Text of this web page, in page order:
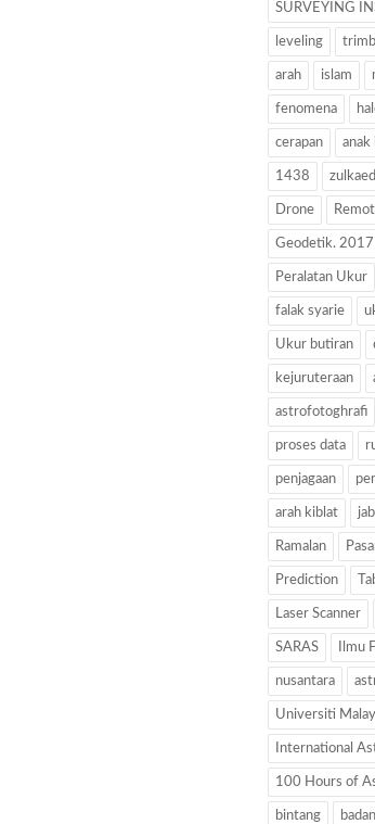
SURVEYING
leveling
arah islam
fenomena
cerapan anak
1438
Drone
Geodetik. 2017
Peralatan Ukur
falak syarie
Ukur butiran
kejuruteraan
astrofotoghrafi
proses data
penjagaan
arah kiblat
Ramalan
Prediction
Laser Scanner
SARAS Ilmu
nusantara
Universiti
International
100 Hours of
bintang